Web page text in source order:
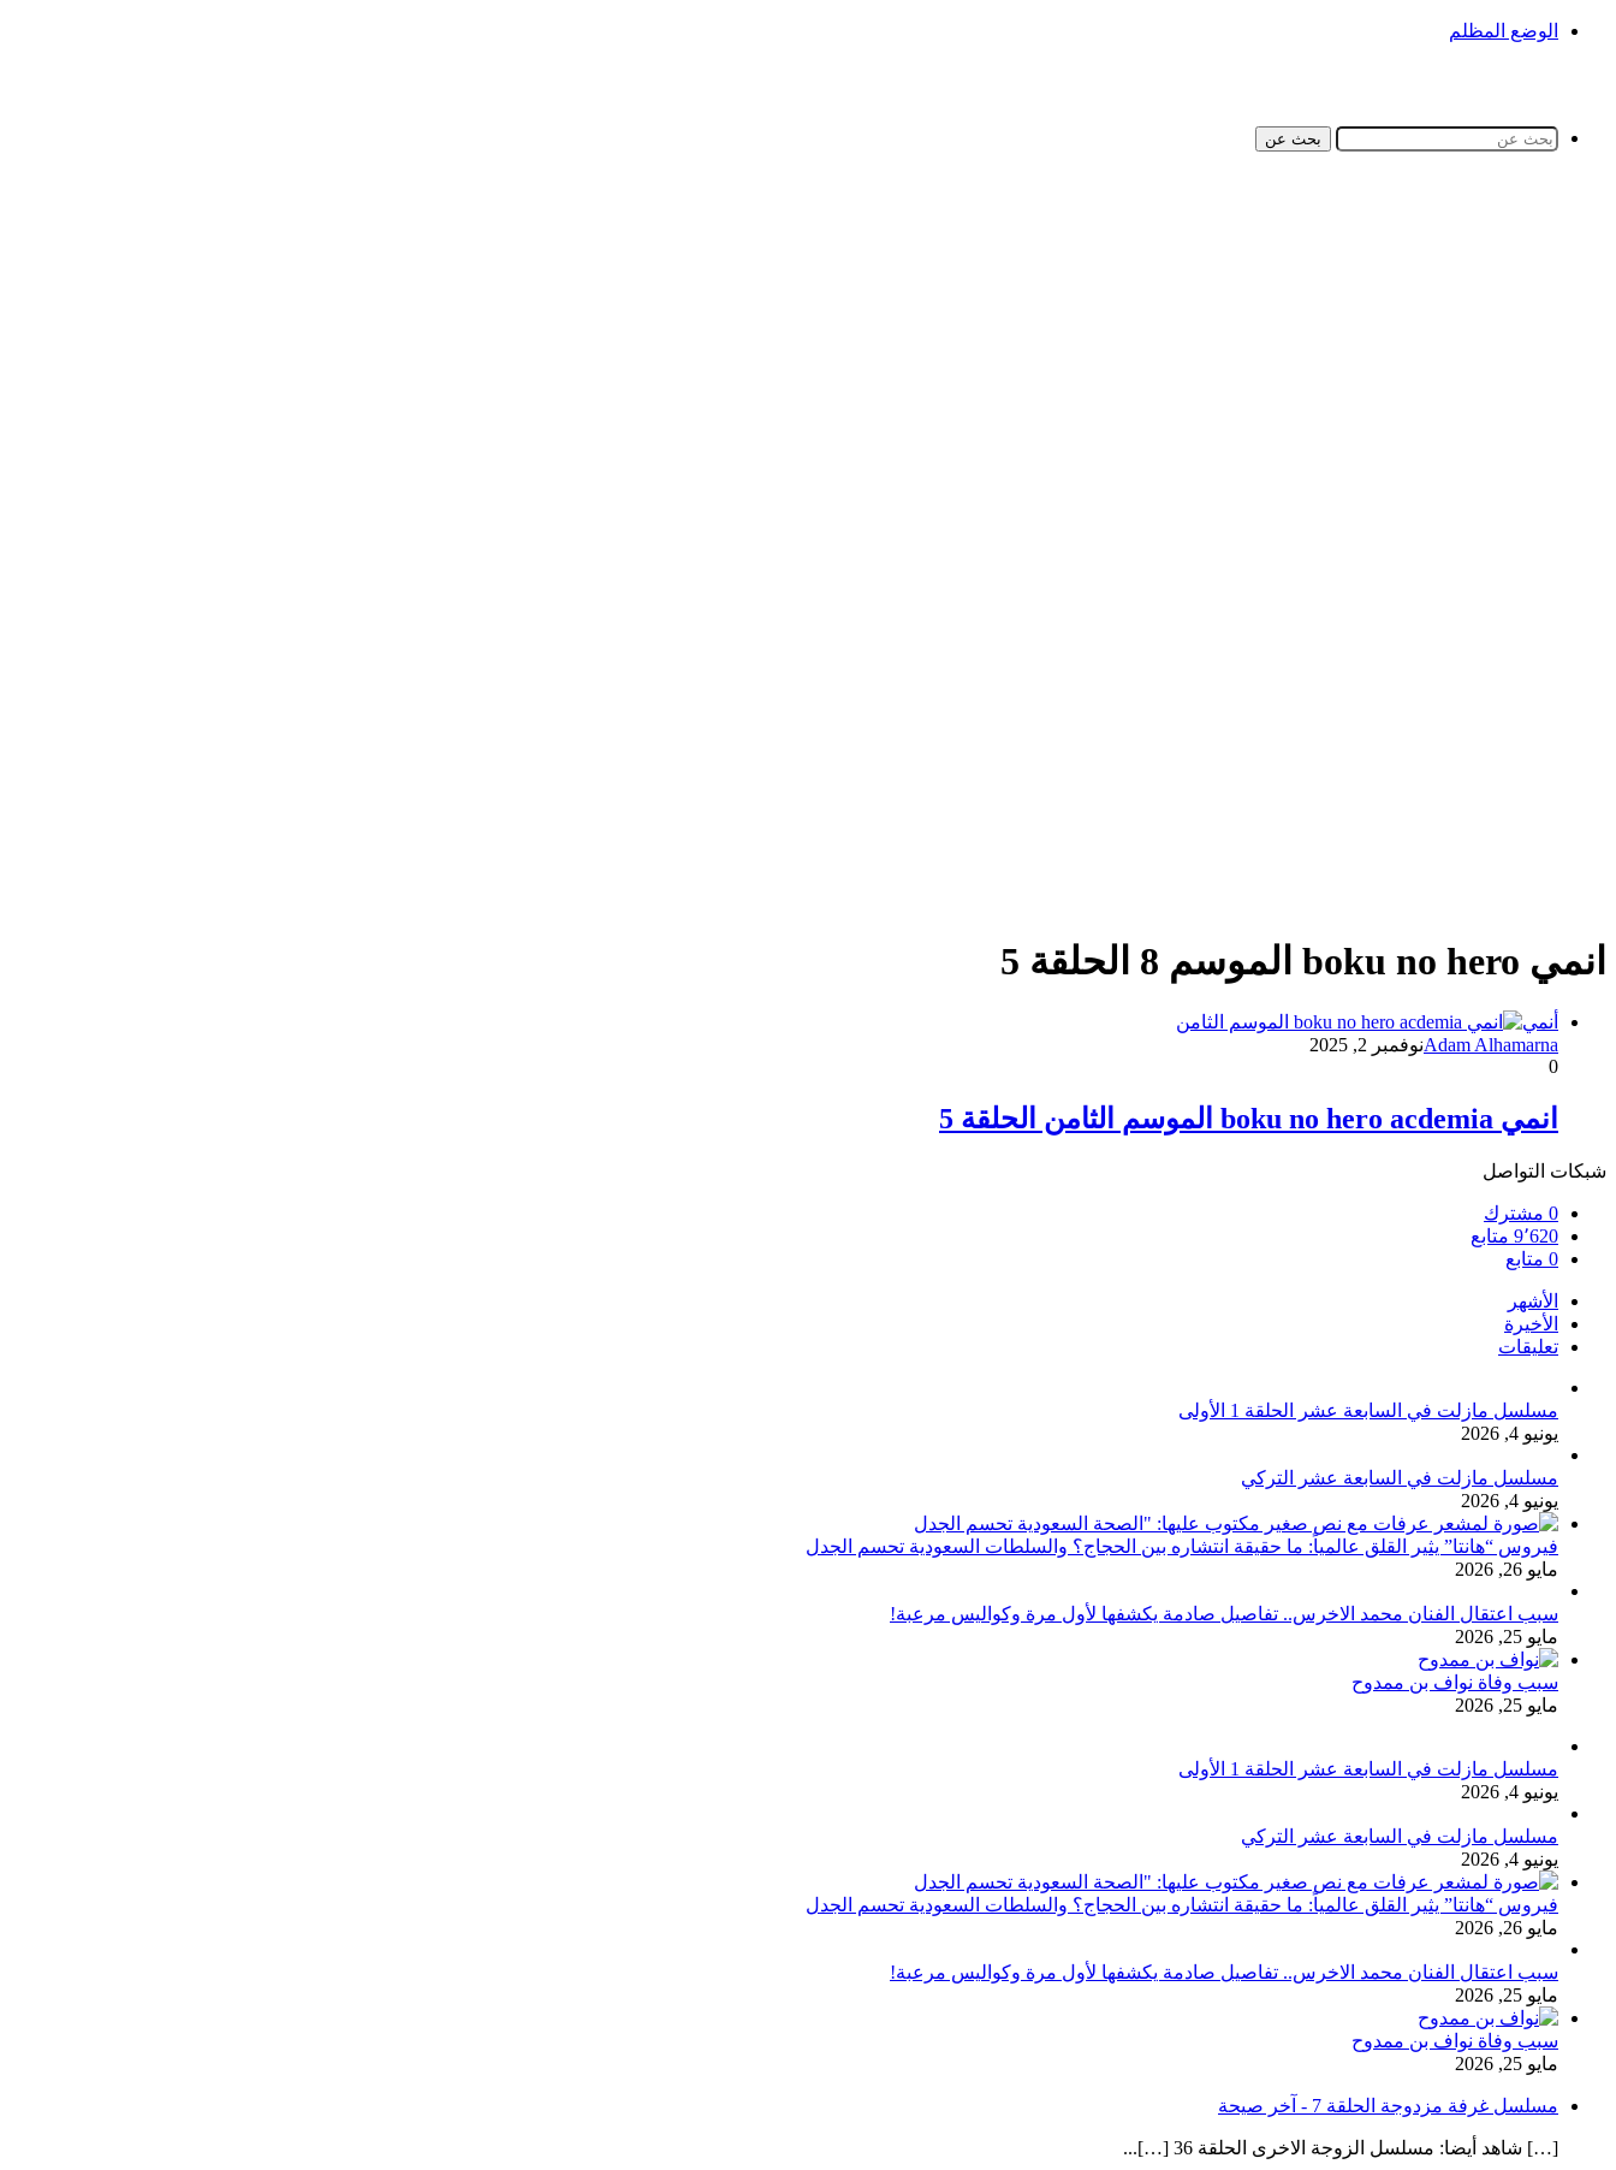
الوضع المظلم
بحث عن
انمي boku no hero الموسم 8 الحلقة 5
أنمي
Adam Alhamarnaنوفمبر 2, 2025
0
انمي boku no hero acdemia الموسم الثامن الحلقة 5
شبكات التواصل
0 مشترك
9٬620 متابع
0 متابع
الأشهر
الأخيرة
تعليقات
مسلسل مازلت في السابعة عشر الحلقة 1 الأولى
يونيو 4, 2026
مسلسل مازلت في السابعة عشر التركي
يونيو 4, 2026
فيروس “هانتا” يثير القلق عالمياً: ما حقيقة انتشاره بين الحجاج؟ والسلطات السعودية تحسم الجدل
مايو 26, 2026
سبب اعتقال الفنان محمد الاخرس.. تفاصيل صادمة يكشفها لأول مرة وكواليس مرعبة!
مايو 25, 2026
سبب وفاة نواف بن ممدوح
مايو 25, 2026
مسلسل مازلت في السابعة عشر الحلقة 1 الأولى
يونيو 4, 2026
مسلسل مازلت في السابعة عشر التركي
يونيو 4, 2026
فيروس “هانتا” يثير القلق عالمياً: ما حقيقة انتشاره بين الحجاج؟ والسلطات السعودية تحسم الجدل
مايو 26, 2026
سبب اعتقال الفنان محمد الاخرس.. تفاصيل صادمة يكشفها لأول مرة وكواليس مرعبة!
مايو 25, 2026
سبب وفاة نواف بن ممدوح
مايو 25, 2026
مسلسل غرفة مزدوجة الحلقة 7 - آخر صيحة
[…] شاهد أيضا: مسلسل الزوجة الاخرى الحلقة 36 […]...